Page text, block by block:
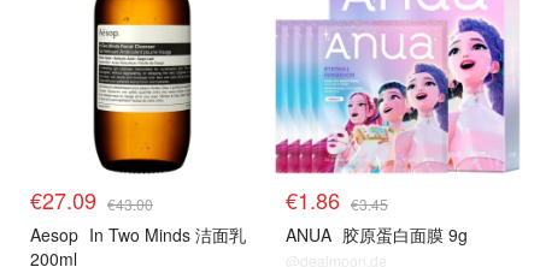
€27.09 €43.00
Aesop In Two Minds 洁面乳
200ml
€1.86 €3.45
ANUA 胶原蛋白面膜 9g
@dealmoon.de